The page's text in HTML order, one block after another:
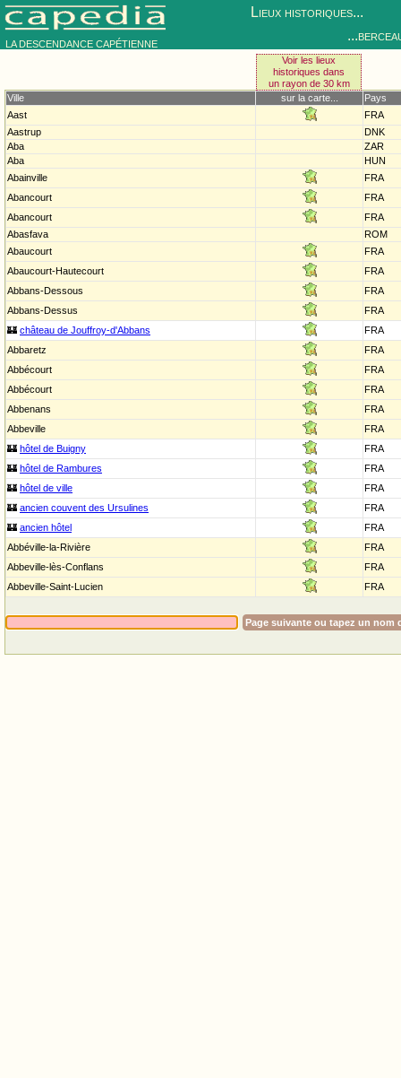
LA DESCENDANCE CAPÉTIENNE
Lieux historiques...
Voir les lieux
historiques dans
un rayon de 30 km
Ville
sur la carte...
Pays
Aast
FRA
Aastrup
DNK
Aba
ZAR
Aba
HUN
Abainville
FRA
Abancourt
FRA
Abancourt
FRA
Abasfava
ROM
Abaucourt
FRA
Abaucourt-Hautecourt
FRA
Abbans-Dessous
FRA
Abbans-Dessus
FRA
🏰 château de Jouffroy-d'Abbans
FRA
Abbaretz
FRA
Abbécourt
FRA
Abbécourt
FRA
Abbenans
FRA
Abbeville
FRA
🏰 hôtel de Buigny
FRA
🏰 hôtel de Rambures
FRA
🏰 hôtel de ville
FRA
🏰 ancien couvent des Ursulines
FRA
🏰 ancien hôtel
FRA
Abbéville-la-Rivière
FRA
Abbeville-lès-Conflans
FRA
Abbeville-Saint-Lucien
FRA